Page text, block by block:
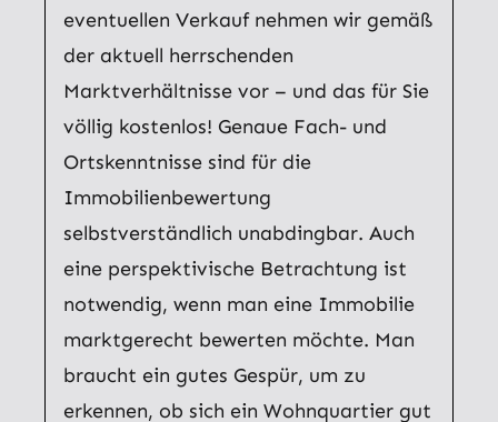
eventuellen Verkauf nehmen wir gemäß
der aktuell herrschenden
Marktverhältnisse vor – und das für Sie
völlig kostenlos! Genaue Fach- und
Ortskenntnisse sind für die
Immobilienbewertung
selbstverständlich unabdingbar. Auch
eine perspektivische Betrachtung ist
notwendig, wenn man eine Immobilie
marktgerecht bewerten möchte. Man
braucht ein gutes Gespür, um zu
erkennen, ob sich ein Wohnquartier gut